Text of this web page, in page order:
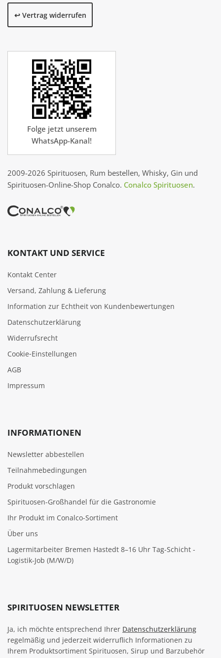
↩️ Vertrag widerrufen
Folge jetzt unserem
WhatsApp-Kanal!
2009-2026 Spirituosen, Rum bestellen, Whisky, Gin und
Spirituosen-Online-Shop Conalco. Conalco Spirituosen.
KONTAKT UND SERVICE
Kontakt Center
Versand, Zahlung & Lieferung
Information zur Echtheit von Kundenbewertungen
Datenschutzerklärung
Widerrufsrecht
Cookie‑Einstellungen
AGB
Impressum
INFORMATIONEN
Newsletter abbestellen
Teilnahmebedingungen
Produkt vorschlagen
Spirituosen-Großhandel für die Gastronomie
Ihr Produkt im Conalco-Sortiment
Über uns
Lagermitarbeiter Bremen Hastedt 8–16 Uhr Tag-Schicht -
Logistik-Job (M/W/D)
SPIRITUOSEN NEWSLETTER
Ja, ich möchte entsprechend Ihrer Datenschutzerklärung
regelmäßig und jederzeit widerruflich Informationen zu
Ihrem Produktsortiment Spirituosen, Sirup und Barzubehör